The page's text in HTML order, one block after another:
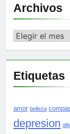
Archivos
Archivos
Etiquetas
amor belleza
depresion